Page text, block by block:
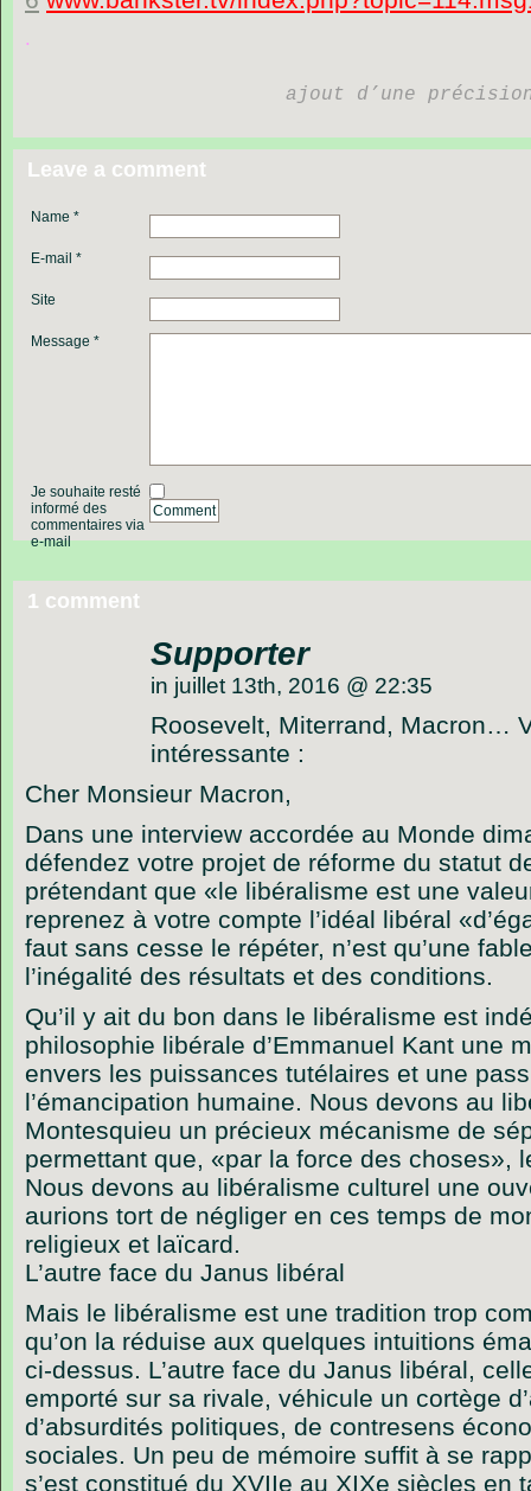
.
ajout d’une
Leave a comment
Name *
E-mail *
Site
Message *
Je souhaite resté
informé des
commentaires via
e-mail
Comment
1 comment
Supporter
in juillet 13th, 2016 @ 22:35
Roosevelt, Miterrand, Macron…
intéressante :
Cher Monsieur Macron,
Dans une interview accordée au Monde
défendez votre projet de réforme du statut
prétendant que «le libéralisme est une
reprenez à votre compte l’idéal libéral
faut sans cesse le répéter, n’est qu’une
l’inégalité des résultats et des conditions.
Qu’il y ait du bon dans le libéralisme est
philosophie libérale d’Emmanuel Kant une
envers les puissances tutélaires et une
l’émancipation humaine. Nous devons au
Montesquieu un précieux mécanisme de
permettant que, «par la force des choses»,
Nous devons au libéralisme culturel une
aurions tort de négliger en ces temps de
religieux et laïcard.
L’autre face du Janus libéral
Mais le libéralisme est une tradition trop
qu’on la réduise aux quelques intuitions
ci-dessus. L’autre face du Janus libéral,
emporté sur sa rivale, véhicule un cortège
d’absurdités politiques, de contresens
sociales. Un peu de mémoire suffit à se
s’est constitué du XVIIe au XIXe siècles en